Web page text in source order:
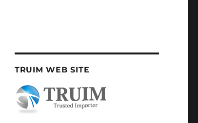
TRUIM WEB SITE